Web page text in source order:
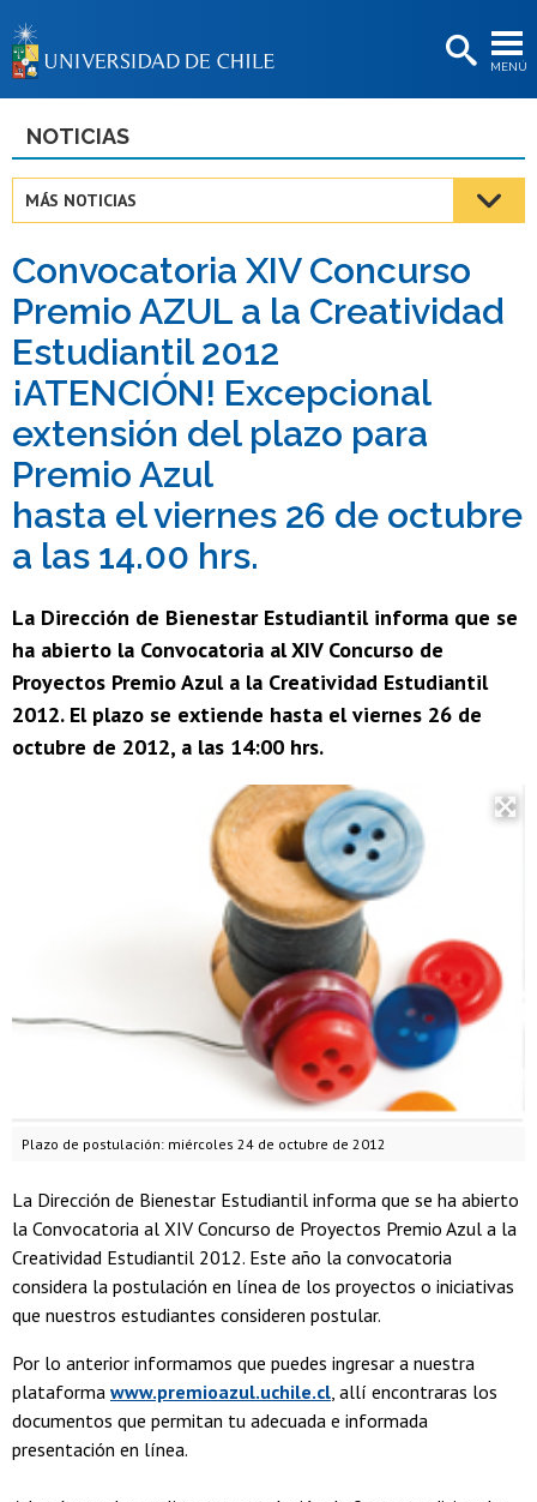
MENÚ
BIBLIOTECAS
Estudiantes
Académicas/os
Funcionarias/os
Egresadas/os
NOTICIAS
MÁS NOTICIAS
Convocatoria XIV Concurso
Premio AZUL a la Creatividad
Estudiantil 2012
¡ATENCIÓN! Excepcional
extensión del plazo para
Premio Azul
hasta el viernes 26 de octubre
a las 14.00 hrs.
La Dirección de Bienestar Estudiantil informa que se
ha abierto la Convocatoria al XIV Concurso de
Proyectos Premio Azul a la Creatividad Estudiantil
2012. El plazo se extiende hasta el viernes 26 de
octubre de 2012, a las 14:00 hrs.
Plazo de postulación: miércoles 24 de octubre de 2012
La Dirección de Bienestar Estudiantil informa que se ha abierto
la Convocatoria al XIV Concurso de Proyectos Premio Azul a la
Creatividad Estudiantil 2012. Este año la convocatoria
considera la postulación en línea de los proyectos o iniciativas
que nuestros estudiantes consideren postular.
Por lo anterior informamos que puedes ingresar a nuestra
plataforma www.premioazul.uchile.cl , allí encontraras los
documentos que permitan tu adecuada e informada
presentación en línea.